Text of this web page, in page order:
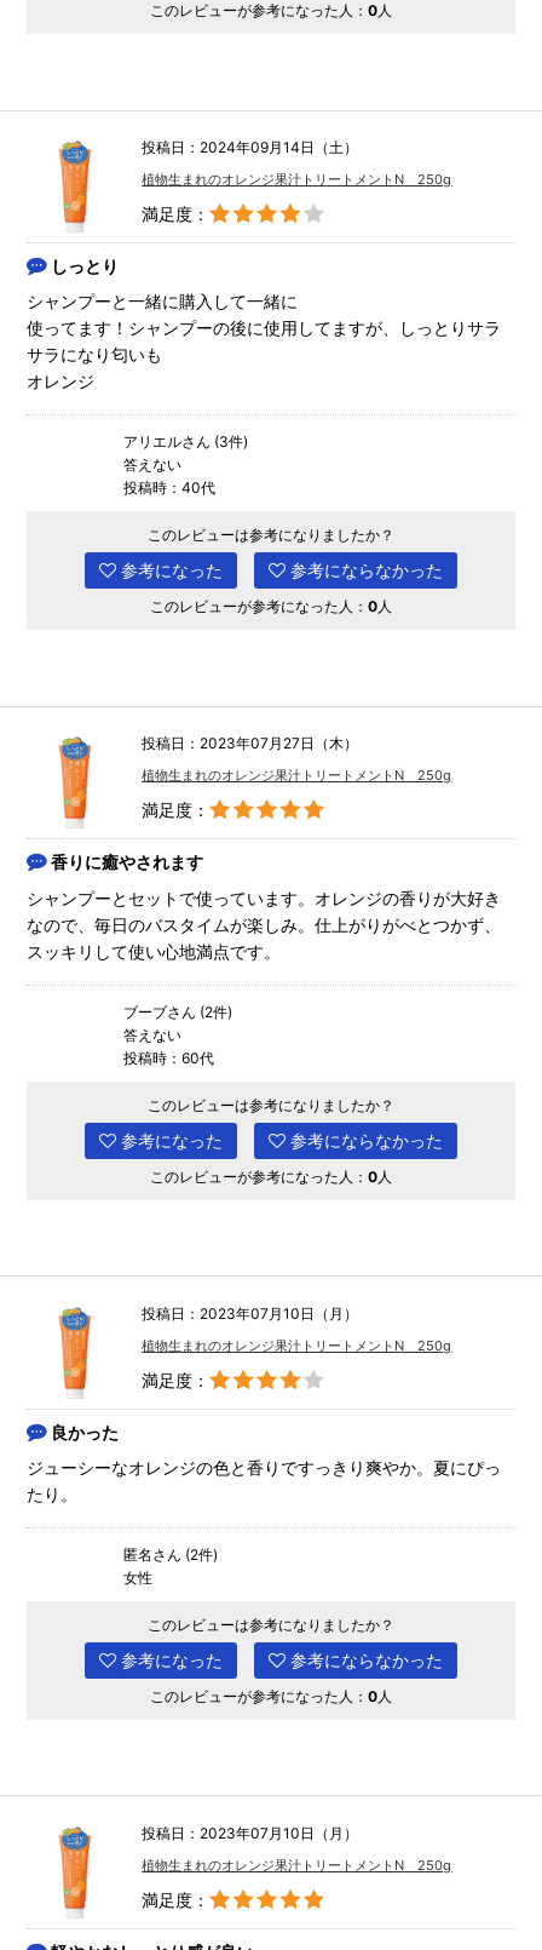
このレビューが参考になった人： 0人
投稿日：2024年09月14日（土）
植物生まれのオレンジ果汁トリートメントN 250g
満足度：
しっとり
シャンプーと一緒に購入して一緒に
使ってます！シャンプーの後に使用してますが、しっとりサラ
サラになり匂いも
オレンジ
アリエルさん (3件)
答えない
投稿時：40代
このレビューは参考になりましたか？
参考になった 参考にならなかった
このレビューが参考になった人： 0人
投稿日：2023年07月27日（木）
植物生まれのオレンジ果汁トリートメントN 250g
満足度：
香りに癒やされます
シャンプーとセットで使っています。オレンジの香りが大好き
なので、毎日のバスタイムが楽しみ。仕上がりがべとつかず、
スッキリして使い心地満点です。
ブーブさん (2件)
答えない
投稿時：60代
このレビューは参考になりましたか？
参考になった 参考にならなかった
このレビューが参考になった人： 0 人
投稿日：2023年07月10日（月）
植物生まれのオレンジ果汁トリートメントN 250g
満足度：
良かった
ジューシーなオレンジの色と香りですっきり爽やか。夏にぴっ
たり。
匿名さん (2件)
女性
このレビューは参考になりましたか？
参考になった 参考にならなかった
このレビューが参考になった人： 0 人
投稿日：2023年07月10日（月）
植物生まれのオレンジ果汁トリートメントN 250g
満足度：